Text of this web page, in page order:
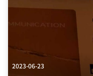
2023-06-23